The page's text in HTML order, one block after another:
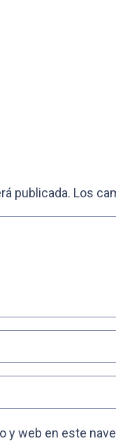
publicada. Los
y web en este